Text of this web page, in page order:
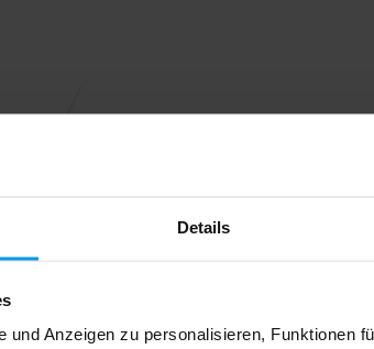
Details
und Anzeigen zu personalisieren, Funktionen